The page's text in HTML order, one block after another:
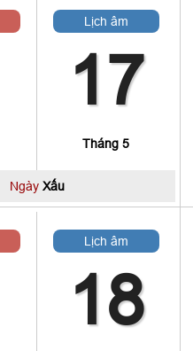
Lịch âm
17
Tháng 5
Ngày Xấu
Lịch âm
18